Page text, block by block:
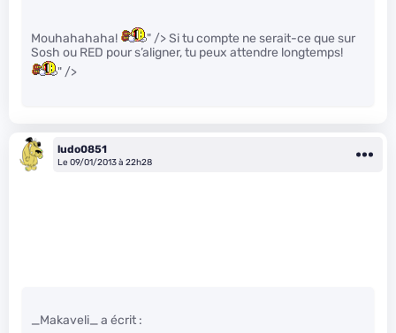
Mouhahahaha!
" /> Si tu compte ne serait-ce que sur
Sosh ou RED pour s’aligner, tu peux attendre longtemps!
" />
ludo0851
Le 09/01/2013 à 22h28
_Makaveli_ a écrit :